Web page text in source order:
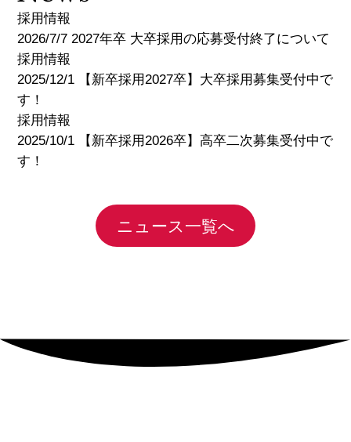
採用情報
2026/7/7 2027年卒 大卒採用の応募受付終了について
採用情報
2025/12/1 【新卒採用2027卒】大卒採用募集受付中で
す！
採用情報
2025/10/1 【新卒採用2026卒】高卒二次募集受付中で
す！
ニュース一覧へ